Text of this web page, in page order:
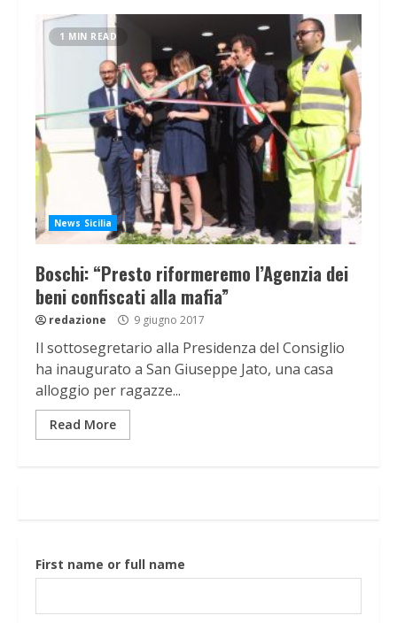
1 MIN READ
News Sicilia
Boschi: “Presto riformeremo l’Agenzia dei
beni confiscati alla mafia”
redazione 9 giugno 2017
Il sottosegretario alla Presidenza del Consiglio
ha inaugurato a San Giuseppe Jato, una casa
alloggio per ragazze...
Read More
First name or full name